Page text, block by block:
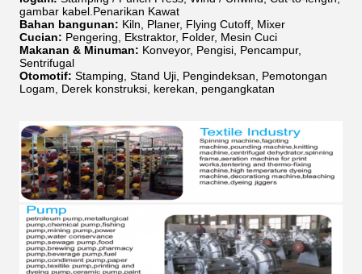
gambar kabel.Penarikan Kawat
Bahan bangunan: Kiln, Planer, Flying Cutoff, Mixer
Cucian: Pengering, Ekstraktor, Folder, Mesin Cuci
Makanan & Minuman: Konveyor, Pengisi, Pencampur,
Sentrifugal
Otomotif: Stamping, Stand Uji, Pengindeksan, Pemotongan
Logam, Derek konstruksi, kerekan, pengangkatan